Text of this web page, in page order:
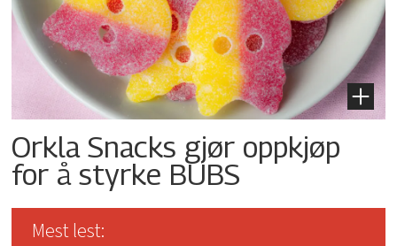
Orkla Snacks gjør oppkjøp
for å styrke BUBS
Mest lest: